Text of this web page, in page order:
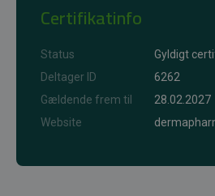
Certifikatinfo
Status
Gyldigt
Deltager ID
6262
Gældende frem til
28.02.2027
Website